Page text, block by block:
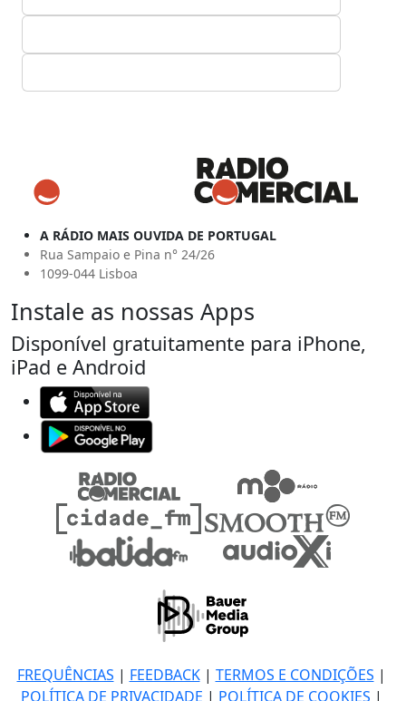
A RÁDIO MAIS OUVIDA DE PORTUGAL
Rua Sampaio e Pina n° 24/26
1099-044 Lisboa
Instale as nossas Apps
Disponível gratuitamente para iPhone,
iPad e Android
FREQUÊNCIAS | FEEDBACK| TERMOS E CONDIÇÕES |
POLÍTICA DE PRIVACIDADE | POLÍTICA DE COOKIES |